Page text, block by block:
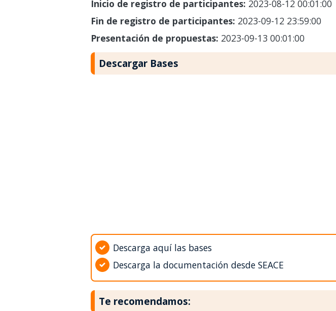
Inicio de registro de participantes: 2023-08-12 00:01:00
Fin de registro de participantes: 2023-09-12 23:59:00
Presentación de propuestas: 2023-09-13 00:01:00
Descargar Bases
Descarga aquí las bases
Descarga la documentación desde SEACE
Te recomendamos: